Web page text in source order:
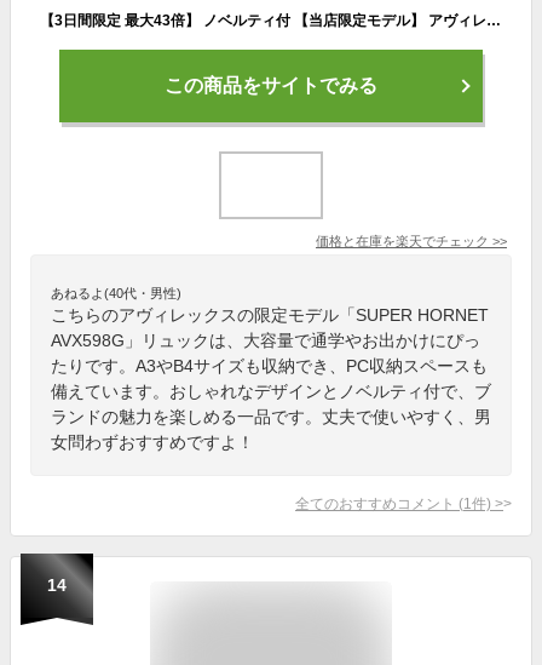
【3日間限定 最大43倍】 ノベルティ付 【当店限定モデル】 アヴィレックス リュック メンズ 大容量 通学 レディース AVIREX アビレックス おしゃれ リュックサック A3 B4 A4 PC収納 ブランド SUPER HORNET AVX598G
この商品をサイトでみる
価格と在庫を楽天でチェック >>
あねるよ(40代・男性)
こちらのアヴィレックスの限定モデル「SUPER HORNET
AVX598G」リュックは、大容量で通学やお出かけにぴっ
たりです。A3やB4サイズも収納でき、PC収納スペースも
備えています。おしゃれなデザインとノベルティ付で、ブ
ランドの魅力を楽しめる一品です。丈夫で使いやすく、男
女問わずおすすめですよ！
全てのおすすめコメント (1 件) >
14